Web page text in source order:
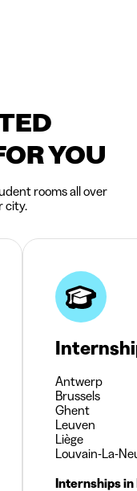
YOU
rooms all over
city.
Antwerp
Brussels
Ghent
Leuven
Liège
Louvain-La-
Internships in